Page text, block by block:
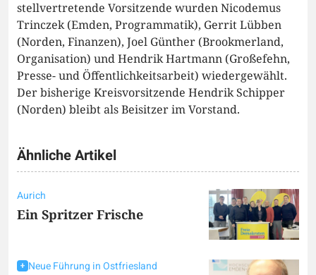
stellvertretende Vorsitzende wurden Nicodemus
Trinczek (Emden, Programmatik), Gerrit Lübben
(Norden, Finanzen), Joel Günther (Brookmerland,
Organisation) und Hendrik Hartmann (Großefehn,
Presse- und Öffentlichkeitsarbeit) wiedergewählt.
Der bisherige Kreisvorsitzende Hendrik Schipper
(Norden) bleibt als Beisitzer im Vorstand.
Ähnliche Artikel
Aurich
Ein Spritzer Frische
Neue Führung in Ostfriesland